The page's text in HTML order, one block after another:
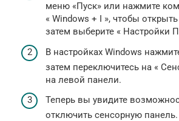
меню «Пуск» или нажмите
« Windows + I », чтобы
затем выберите « Настройки
В настройках Windows
затем переключитесь на «
на левой панели.
Теперь вы увидите
отключить сенсорную